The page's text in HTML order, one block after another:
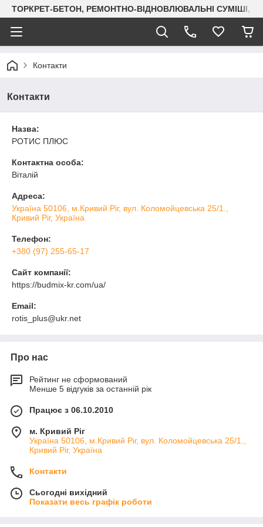
ТОРКРЕТ-БЕТОН, РЕМОНТНО-ВІДНОВЛЮВАЛЬНІ СУМІШІ,
Контакти
Контакти
Назва:
РОТИС ПЛЮС
Контактна особа:
Віталій
Адреса:
Україна 50106, м.Кривий Ріг, вул. Коломойцевська 25/1.,
Кривий Ріг, Україна
Телефон:
+380 (97) 255-65-17
Сайт компанії:
https://budmix-kr.com/ua/
Email:
rotis_plus@ukr.net
Про нас
Рейтинг не сформований
Менше 5 відгуків за останній рік
Працює з 06.10.2010
м. Кривий Ріг
Україна 50106, м.Кривий Ріг, вул. Коломойцевська 25/1.,
Кривий Ріг, Україна
Контакти
Сьогодні вихідний
Показати весь графік роботи